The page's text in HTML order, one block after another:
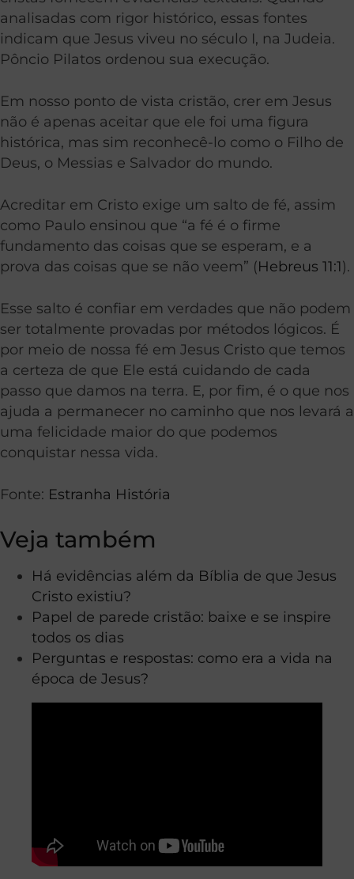
analisadas com rigor histórico, essas fontes
indicam que Jesus viveu no século I, na Judeia.
Pôncio Pilatos ordenou sua execução.
Em nosso ponto de vista cristão, crer em Jesus
não é apenas aceitar que ele foi uma figura
histórica, mas sim reconhecê-lo como o Filho de
Deus, o Messias e Salvador do mundo.
Acreditar em Cristo exige um salto de fé, assim
como Paulo ensinou que “a fé é o firme
fundamento das coisas que se esperam, e a
prova das coisas que se não veem” (Hebreus 11:1).
Esse salto é confiar em verdades que não podem
ser totalmente provadas por métodos lógicos. É
por meio de nossa fé em Jesus Cristo que temos
a certeza de que Ele está cuidando de cada
passo que damos na terra. E, por fim, é o que nos
ajuda a permanecer no caminho que nos levará a
uma felicidade maior do que podemos
conquistar nessa vida.
Fonte: Estranha História
Veja também
Há evidências além da Bíblia de que Jesus
Cristo existiu?
Papel de parede cristão: baixe e se inspire
todos os dias
Perguntas e respostas: como era a vida na
época de Jesus?